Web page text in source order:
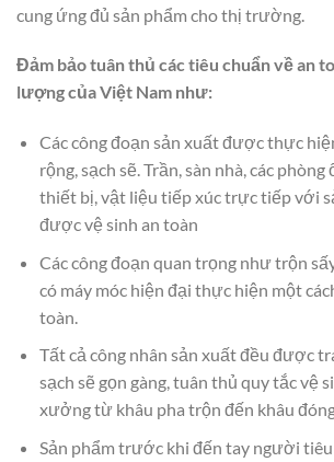
cung ứng đủ sản phẩm cho thị trường.
Đảm bảo tuân thủ các tiêu chuẩn về an
lượng của Việt Nam như:
Các công đoạn sản xuất được thực
rộng, sạch sẽ. Trần, sàn nhà, các phòng
thiết bị, vật liệu tiếp xúc trực tiếp với
được vệ sinh an toàn
Các công đoạn quan trọng như trộn
có máy móc hiện đại thực hiện một
toàn.
Tất cả công nhân sản xuất đều được
sạch sẽ gọn gàng, tuân thủ quy tắc vệ
xưởng từ khâu pha trộn đến khâu
Sản phẩm trước khi đến tay người